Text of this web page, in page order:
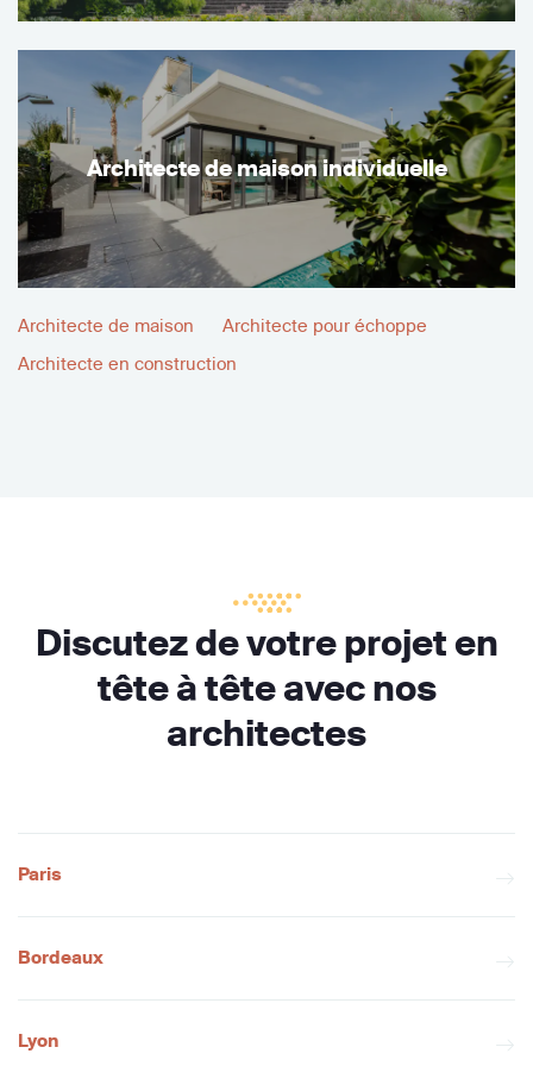
Architecte de maison individuelle
Architecte de maison
Architecte pour échoppe
Architecte en construction
Discutez de votre projet en
tête à tête avec nos
architectes
Paris
Bordeaux
Lyon